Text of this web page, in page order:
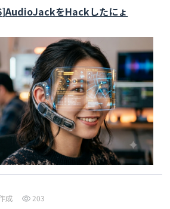
をHackしたにょ
成
203